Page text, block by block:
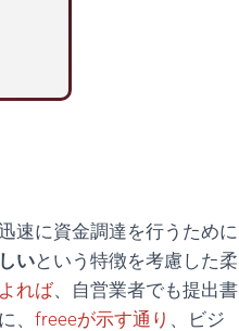
速に資金調達を行うために
いという特徴を考慮した柔
れば、自営業者でも提出書
、 freeeが示す通り 、ビジ